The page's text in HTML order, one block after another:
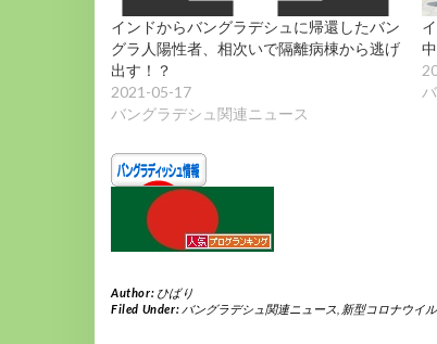
インドからバングラデシュに帰還したバン
グラ人陽性者、相次いで隔離病棟から逃げ
出す！？
2021-05-17
バングラデシュ関連ニュース
Author: ひばり
Filed Under: バングラデシュ関連ニュース 新型コロナウイ